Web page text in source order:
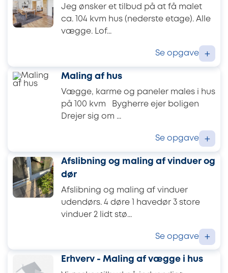
Jeg ønsker et tilbud på at få malet
ca. 104 kvm hus (nederste etage). Alle
vægge. Lof...
Se opgave +
Maling af hus
Vægge, karme og paneler males i hus
på 100 kvm Bygherre ejer boligen
Drejer sig om ...
Se opgave +
Afslibning og maling af vinduer og
dør
Afslibning og maling af vinduer
udendørs. 4 døre 1 havedør 3 store
vinduer 2 lidt stø...
Se opgave +
Erhverv - Maling af vægge i hus